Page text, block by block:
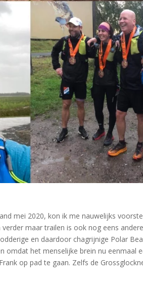
mei 2020, kon ik me nauwelijks
maar trailen is ook nog eens
en daardoor chagrijnige Polar
omdat het menselijke brein nu eenmaal
op pad te gaan. Zelfs de